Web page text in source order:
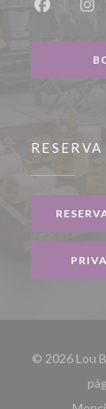
RESERVA
© 2026 Lou